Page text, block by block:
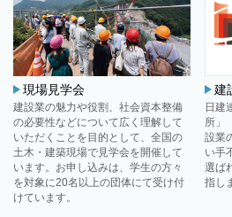
現場見学会
建設業の魅力や役割、社会資本整備
の必要性などについて広く理解して
いただくことを目的として、全国の
土木・建築現場で見学会を開催して
います。お申し込みは、学生の方々
を対象に20名以上の団体にて受け付
けています。
建
日建
所」
設業
い手
選ば
指し